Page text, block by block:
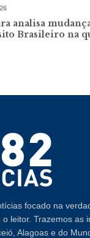
analisa
Brasileiro na
focado na
leitor. Trazemos as
Alagoas e do